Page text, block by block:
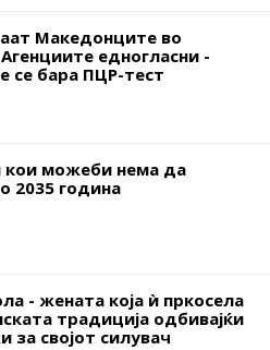
Македонците во
едногласни -
се бара ПЦР-тест
кои можеби нема да
2035 година
- жената која ѝ пркосела
традиција одбивајќи
за својот силувач